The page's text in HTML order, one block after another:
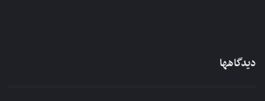
دیدگاهها